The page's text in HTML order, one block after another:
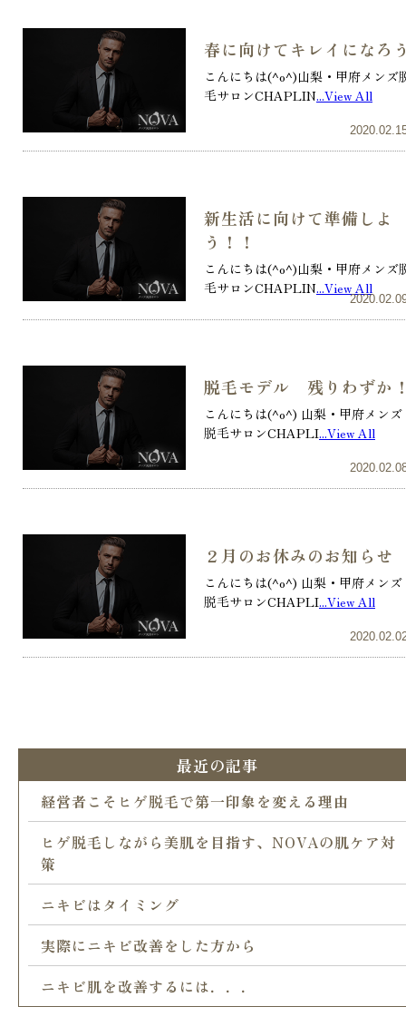
春に向けてキレイになろ
こんにちは(^o^)山梨・甲府メンズ
毛サロンCHAPLIN...View All
新生活に向けて準備しよ
う！！
こんにちは(^o^)山梨・甲府メンズ
毛サロンCHAPLIN...View All
脱毛モデル 残りわずか
こんにちは(^o^) 山梨・甲府メンズ
脱毛サロンCHAPLI...View All
２月のお休みのお知らせ
こんにちは(^o^) 山梨・甲府メンズ
脱毛サロンCHAPLI...View All
最近の記事
経営者こそヒゲ脱毛で第一印象を変える理由
ヒゲ脱毛しながら美肌を目指す、NOVAの肌ケア対
策
ニキビはタイミング
実際にニキビ改善をした方から
ニキビ肌を改善するには．．．